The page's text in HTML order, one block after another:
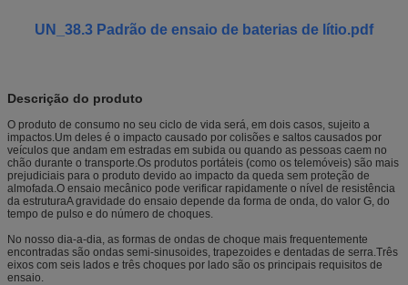
UN_38.3 Padrão de ensaio de baterias de lítio.pdf
Descrição do produto
O produto de consumo no seu ciclo de vida será, em dois casos, sujeito a
impactos.Um deles é o impacto causado por colisões e saltos causados por
veículos que andam em estradas em subida ou quando as pessoas caem no
chão durante o transporte.Os produtos portáteis (como os telemóveis) são mais
prejudiciais para o produto devido ao impacto da queda sem proteção de
almofada.O ensaio mecânico pode verificar rapidamente o nível de resistência
da estruturaA gravidade do ensaio depende da forma de onda, do valor G, do
tempo de pulso e do número de choques.
No nosso dia-a-dia, as formas de ondas de choque mais frequentemente
encontradas são ondas semi-sinusoides, trapezoides e dentadas de serra.Três
eixos com seis lados e três choques por lado são os principais requisitos de
ensaio.